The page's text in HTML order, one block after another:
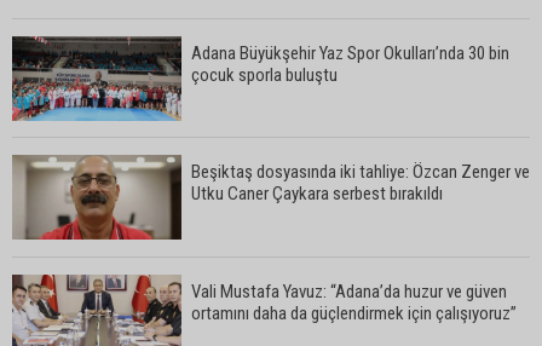
Adana Büyükşehir Yaz Spor Okulları’nda 30 bin
çocuk sporla buluştu
Beşiktaş dosyasında iki tahliye: Özcan Zenger ve
Utku Caner Çaykara serbest bırakıldı
Vali Mustafa Yavuz: “Adana’da huzur ve güven
ortamını daha da güçlendirmek için çalışıyoruz”